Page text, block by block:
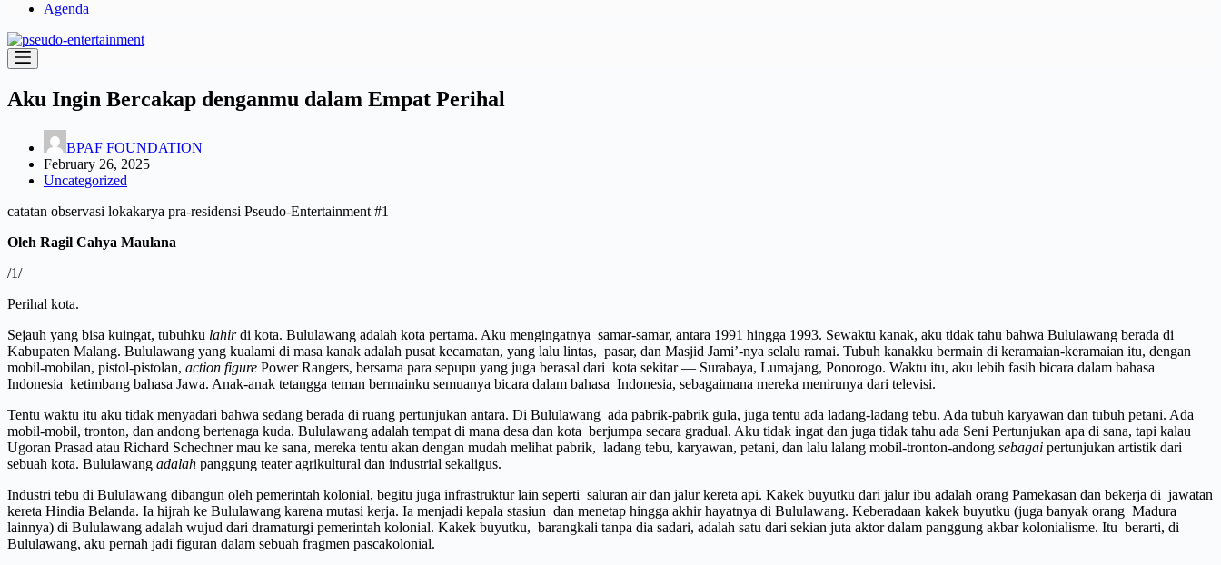
Agenda
Aku Ingin Bercakap denganmu dalam Empat Perihal
BPAF FOUNDATION
February 26, 2025
Uncategorized
catatan observasi lokakarya pra-residensi Pseudo-Entertainment #1
Oleh Ragil Cahya Maulana
/1/
Perihal kota.
Sejauh yang bisa kuingat, tubuhku lahirdi kota. Bululawang adalah kota pertama. Aku mengingatnya samar-samar, antara 1991 hingga 1993. Sewaktu kanak, aku tidak tahu bahwa Bululawang berada di
Kabupaten Malang. Bululawang yang kualami di masa kanak adalah pusat kecamatan, yang lalu lintas, pasar, dan Masjid Jami’-nya selalu ramai. Tubuh kanakku bermain di keramaian-keramaian itu, dengan
mobil-mobilan, pistol-pistolan, action figure Power Rangers, bersama para sepupu yang juga berasal dari kota sekitar — Surabaya, Lumajang, Ponorogo. Waktu itu, aku lebih fasih bicara dalam bahasa
Indonesia ketimbang bahasa Jawa. Anak-anak tetangga teman bermainku semuanya bicara dalam bahasa Indonesia, sebagaimana mereka menirunya dari televisi.
Tentu waktu itu aku tidak menyadari bahwa sedang berada di ruang pertunjukan antara. Di Bululawang ada pabrik-pabrik gula, juga tentu ada ladang-ladang tebu. Ada tubuh karyawan dan tubuh petani. Ada
mobil-mobil, tronton, dan andong bertenaga kuda. Bululawang adalah tempat di mana desa dan kota berjumpa secara gradual. Aku tidak ingat dan juga tidak tahu ada Seni Pertunjukan apa di sana, tapi kalau
Ugoran Prasad atau Richard Schechner mau ke sana, mereka tentu akan dengan mudah melihat pabrik, ladang tebu, karyawan, petani, dan lalu lalang mobil-tronton-andong sebagai pertunjukan artistik dari
sebuah kota. Bululawang adalah panggung teater agrikultural dan industrial sekaligus.
Industri tebu di Bululawang dibangun oleh pemerintah kolonial, begitu juga infrastruktur lain seperti saluran air dan jalur kereta api. Kakek buyutku dari jalur ibu adalah orang Pamekasan dan bekerja di jawatan
kereta Hindia Belanda. Ia hijrah ke Bululawang karena mutasi kerja. Ia menjadi kepala stasiun dan menetap hingga akhir hayatnya di Bululawang. Keberadaan kakek buyutku (juga banyak orang Madura
lainnya) di Bululawang adalah wujud dari dramaturgi pemerintah kolonial. Kakek buyutku, barangkali tanpa dia sadari, adalah satu dari sekian juta aktor dalam panggung akbar kolonialisme. Itu berarti, di
Bululawang, aku pernah jadi figuran dalam sebuah fragmen pascakolonial.